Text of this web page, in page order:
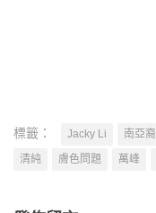
標籤： Jacky Li 南亞裔
清純
膚色問題 萬峰